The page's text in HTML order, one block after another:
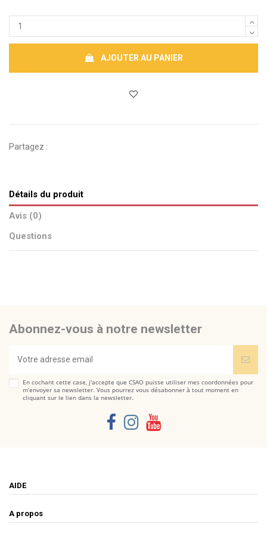
AJOUTER AU PANIER
Partagez :
Détails du produit
Avis (0)
Questions
Consulter, révoquer ou modifier des données
Abonnez-vous à notre newsletter
En cochant cette case, j'accepte que CSAO puisse utiliser mes coordonnées pour
m’envoyer sa newsletter. Vous pourrez vous désabonner à tout moment en
cliquant sur le lien dans la newsletter.
AIDE
A propos